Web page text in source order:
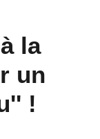
la
un
!